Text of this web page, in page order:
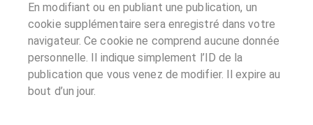
En modifiant ou en publiant une publication, un
cookie supplémentaire sera enregistré dans votre
navigateur. Ce cookie ne comprend aucune donnée
personnelle. Il indique simplement l’ID de la
publication que vous venez de modifier. Il expire au
bout d’un jour.